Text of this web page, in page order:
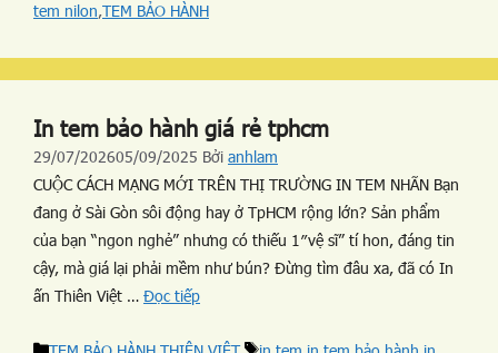
tem nilon,TEM BẢO HÀNH
In tem bảo hành giá rẻ tphcm
29/07/202605/09/2025 Bởi anhlam
CUỘC CÁCH MẠNG MỚI TRÊN THỊ TRƯỜNG IN TEM NHÃN Bạn
đang ở Sài Gòn sôi động hay ở TpHCM rộng lớn? Sản phẩm
của bạn “ngon nghẻ” nhưng có thiếu 1″vệ sĩ” tí hon, đáng tin
cậy, mà giá lại phải mềm như bún? Đừng tìm đâu xa, đã có In
ấn Thiên Việt … Đọc tiếp